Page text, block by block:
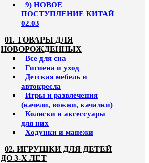
9) НОВОЕ
ПОСТУПЛЕНИЕ КИТАЙ
02.03
01. ТОВАРЫ ДЛЯ
НОВОРОЖДЕННЫХ
Все для сна
Гигиена и уход
Детская мебель и
автокресла
Игры и развлечения
(качели, вожжи, качалки)
Коляски и аксессуары
для них
Ходунки и манежи
02. ИГРУШКИ ДЛЯ ДЕТЕЙ
ДО 3-Х ЛЕТ